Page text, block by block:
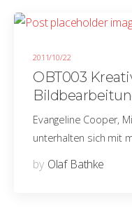
2011/10/22
OBT003
Evangeline Cooper,
unterhalten sich mit
by Olaf Bathke